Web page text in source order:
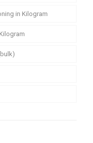
in Kilogram